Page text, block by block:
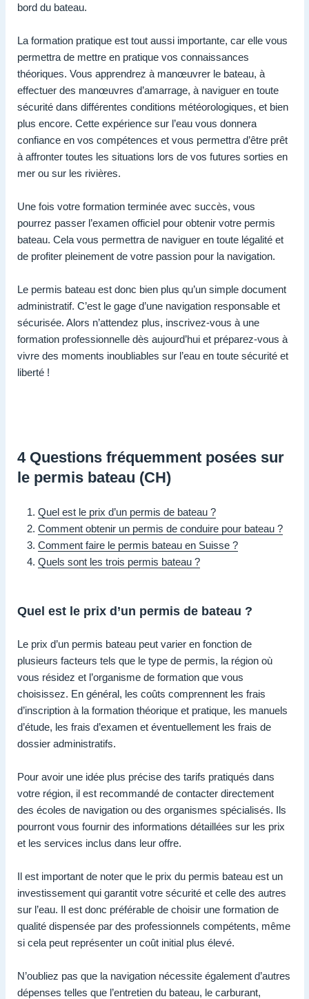
bord du bateau.
La formation pratique est tout aussi importante, car elle vous
permettra de mettre en pratique vos connaissances
théoriques. Vous apprendrez à manœuvrer le bateau, à
effectuer des manœuvres d’amarrage, à naviguer en toute
sécurité dans différentes conditions météorologiques, et bien
plus encore. Cette expérience sur l’eau vous donnera
confiance en vos compétences et vous permettra d’être prêt
à affronter toutes les situations lors de vos futures sorties en
mer ou sur les rivières.
Une fois votre formation terminée avec succès, vous
pourrez passer l’examen officiel pour obtenir votre permis
bateau. Cela vous permettra de naviguer en toute légalité et
de profiter pleinement de votre passion pour la navigation.
Le permis bateau est donc bien plus qu’un simple document
administratif. C’est le gage d’une navigation responsable et
sécurisée. Alors n’attendez plus, inscrivez-vous à une
formation professionnelle dès aujourd’hui et préparez-vous à
vivre des moments inoubliables sur l’eau en toute sécurité et
liberté !
4 Questions fréquemment posées sur
le permis bateau (CH)
Quel est le prix d’un permis de bateau ?
Comment obtenir un permis de conduire pour bateau ?
Comment faire le permis bateau en Suisse ?
Quels sont les trois permis bateau ?
Quel est le prix d’un permis de bateau ?
Le prix d’un permis bateau peut varier en fonction de
plusieurs facteurs tels que le type de permis, la région où
vous résidez et l’organisme de formation que vous
choisissez. En général, les coûts comprennent les frais
d’inscription à la formation théorique et pratique, les manuels
d’étude, les frais d’examen et éventuellement les frais de
dossier administratifs.
Pour avoir une idée plus précise des tarifs pratiqués dans
votre région, il est recommandé de contacter directement
des écoles de navigation ou des organismes spécialisés. Ils
pourront vous fournir des informations détaillées sur les prix
et les services inclus dans leur offre.
Il est important de noter que le prix du permis bateau est un
investissement qui garantit votre sécurité et celle des autres
sur l’eau. Il est donc préférable de choisir une formation de
qualité dispensée par des professionnels compétents, même
si cela peut représenter un coût initial plus élevé.
N’oubliez pas que la navigation nécessite également d’autres
dépenses telles que l’entretien du bateau, le carburant,